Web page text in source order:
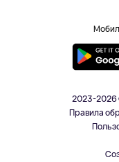
2023-2026
Правила